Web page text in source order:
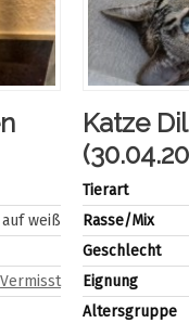
weiß
Vermisst
Katze
Tierart
Rasse/Mix
Geschlecht
Eignung
Altersgruppe